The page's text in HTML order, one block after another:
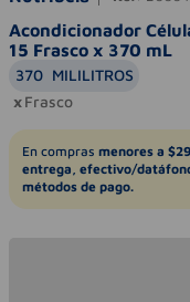
Acondicionador
15 Frasco x 370 mL
370 MILILITROS
Frasco
En compras menores a
entrega, efectivo/
métodos de pago.